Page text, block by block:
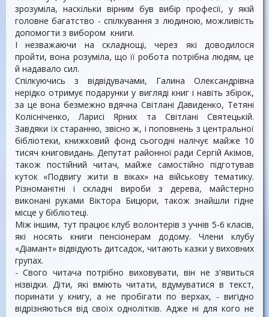
зрозуміла, наскільки вірним був вибір професії, у якій
головне багатство - спілкування з людиною, можливість
допомогти з вибором книги.
І незважаючи на складнощі, через які доводилося
пройти, вона розуміла, що її робота потрібна людям, це
й надавало сил.
Спілкуючись з відвідувачами, Галина Олександрівна
нерідко отримує подарунки у вигляді книг і навіть збірок,
за це вона безмежно вдячна Світлані Давиденко, Тетяні
Колісніченко, Ларисі Ярних та Світлані Святецькій.
Завдяки їх старанню, звісно ж, і поповнень з центральної
бібліотеки, книжковий фонд сьогодні налічує майже 10
тисяч книговидань. Депутат районної ради Сергій Акімов,
також постійний читач, майже самостійно підготував
куток «Подвигу жити в віках» на військову тематику.
Різноманітні і складні вироби з дерева, майстерно
виконані руками Віктора Бицюри, також знайшли гідне
місце у бібліотеці.
Між іншим, тут працює клуб волонтерів з учнів 5-6 класів,
які носять книги пенсіонерам додому. Члени клубу
«Діамант» відвідують дитсадок, читають казки у виховних
групах.
- Свого читача потрібно виховувати, він не з'явиться
нізвідки. Діти, які вміють читати, вдумуватися в текст,
поринати у книгу, а не пробігати по верхах, - вигідно
відрізняються від своїх однолітків. Адже ні для кого не